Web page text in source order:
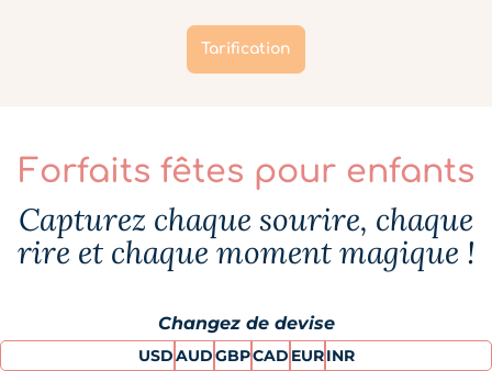
Tarification
Forfaits fêtes pour enfants
Capturez chaque sourire, chaque
rire et chaque moment magique !
Changez de devise
USDAUDGBPCAD EURINR